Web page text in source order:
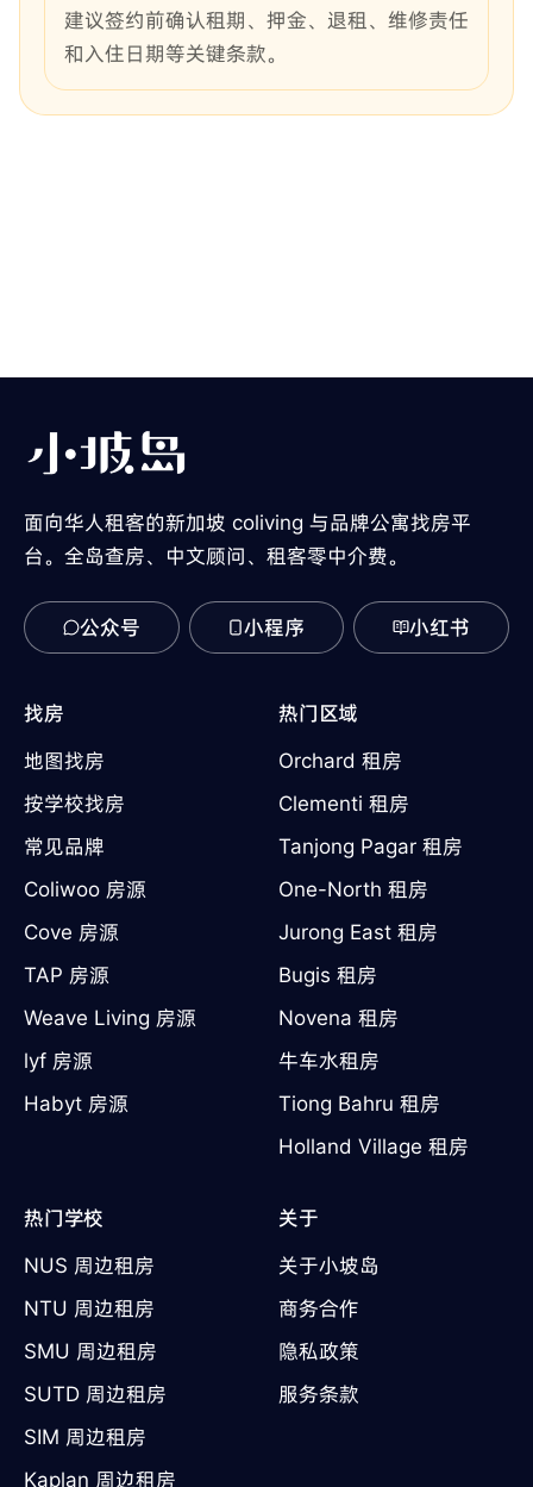
建议签约前确认租期、押金、退租、维修责任
和入住日期等关键条款。
面向华人租客的新加坡 coliving 与品牌公寓找房平
台。全岛查房、中文顾问、租客零中介费。
公众号 小程序 小红书
找房
地图找房
按学校找房
常见品牌
Coliwoo 房源
Cove 房源
TAP 房源
Weave Living 房源
lyf 房源
Habyt 房源
热门区域
Orchard 租房
Clementi 租房
Tanjong Pagar 租房
One-North 租房
Jurong East 租房
Bugis 租房
Novena 租房
牛车水租房
Tiong Bahru 租房
Holland Village 租房
热门学校
NUS 周边租房
NTU 周边租房
SMU 周边租房
SUTD 周边租房
SIM 周边租房
Kaplan 周边租房
关于
关于小坡岛
商务合作
隐私政策
服务条款